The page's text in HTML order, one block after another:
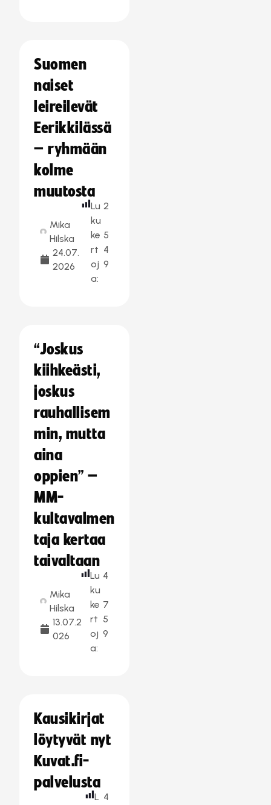
Suomen
naiset
leireilevät
Eerikkilässä
– ryhmään
kolme
muutosta
Mika
Hilska
24.07.
2026
Lu
ku
ke
rt
oj
a:
2
5
4
9
“Joskus
kiihkeästi,
joskus
rauhallisem
min, mutta
aina
oppien” –
MM-
kultavalmen
taja kertaa
taivaltaan
Mika
Hilska
13.07.2
026
Lu
ku
ke
rt
oj
a:
4
7
5
9
Kausikirjat
löytyvät nyt
Kuvat.fi-
palvelusta
L 4